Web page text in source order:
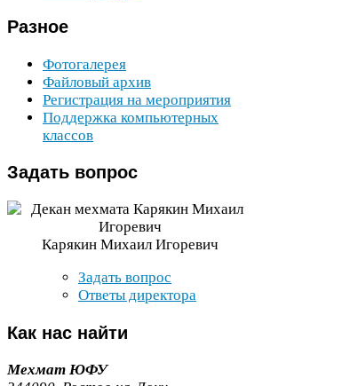
Разное
Фотогалерея
Файловый архив
Регистрация на мероприятия
Поддержка компьютерных
классов
Задать вопрос
Карякин Михаил Игоревич
Задать вопрос
Ответы директора
Как нас найти
Мехмат ЮФУ